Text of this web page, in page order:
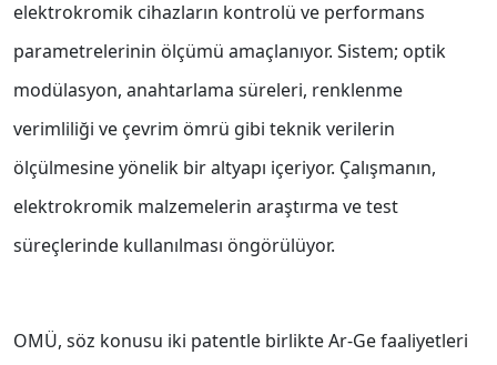
elektrokromik cihazların kontrolü ve performans
parametrelerinin ölçümü amaçlanıyor. Sistem; optik
modülasyon, anahtarlama süreleri, renklenme
verimliliği ve çevrim ömrü gibi teknik verilerin
ölçülmesine yönelik bir altyapı içeriyor. Çalışmanın,
elektrokromik malzemelerin araştırma ve test
süreçlerinde kullanılması öngörülüyor.
OMÜ, söz konusu iki patentle birlikte Ar-Ge faaliyetleri